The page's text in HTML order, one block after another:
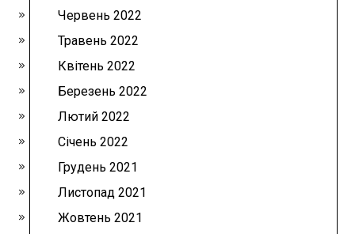
Червень 2022
Травень 2022
Квітень 2022
Березень 2022
Лютий 2022
Січень 2022
Грудень 2021
Листопад 2021
Жовтень 2021